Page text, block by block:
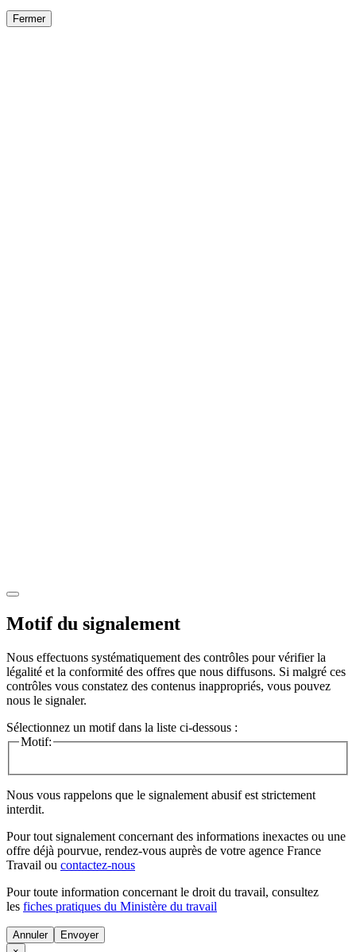
Fermer
Motif du signalement
Nous effectuons systématiquement des contrôles pour vérifier la
légalité et la conformité des offres que nous diffusons. Si malgré ces
contrôles vous constatez des contenus inappropriés, vous pouvez
nous le signaler.
Sélectionnez un motif dans la liste ci-dessous :
Motif:
Nous vous rappelons que le signalement abusif est strictement
interdit.
Pour tout signalement concernant des informations inexactes ou une
offre déjà pourvue, rendez-vous auprès de votre agence France
Travail ou contactez-nous
Pour toute information concernant le droit du travail, consultez
les fiches pratiques du Ministère du travail
Annuler